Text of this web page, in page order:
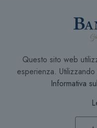
Questo sito web
esperienza.
Informativa